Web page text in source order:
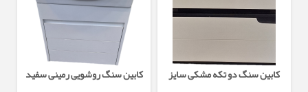
کابین سنگ دو تکه مشکی سایز کابین سنگ روشویی رمینی سفید